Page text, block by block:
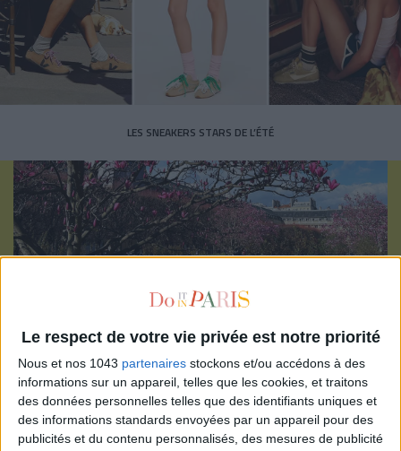
Le respect de votre vie privée est notre priorité
Nous et nos 1043 partenaires stockons et/ou accédons à des
informations sur un appareil, telles que les cookies, et traitons
des données personnelles telles que des identifiants uniques et
des informations standards envoyées par un appareil pour des
publicités et du contenu personnalisés, des mesures de publicité
LES SNEAKERS STARS DE L’ÉTÉ
Inscrivez-vous à notre newsletter
S'INSCRIRE